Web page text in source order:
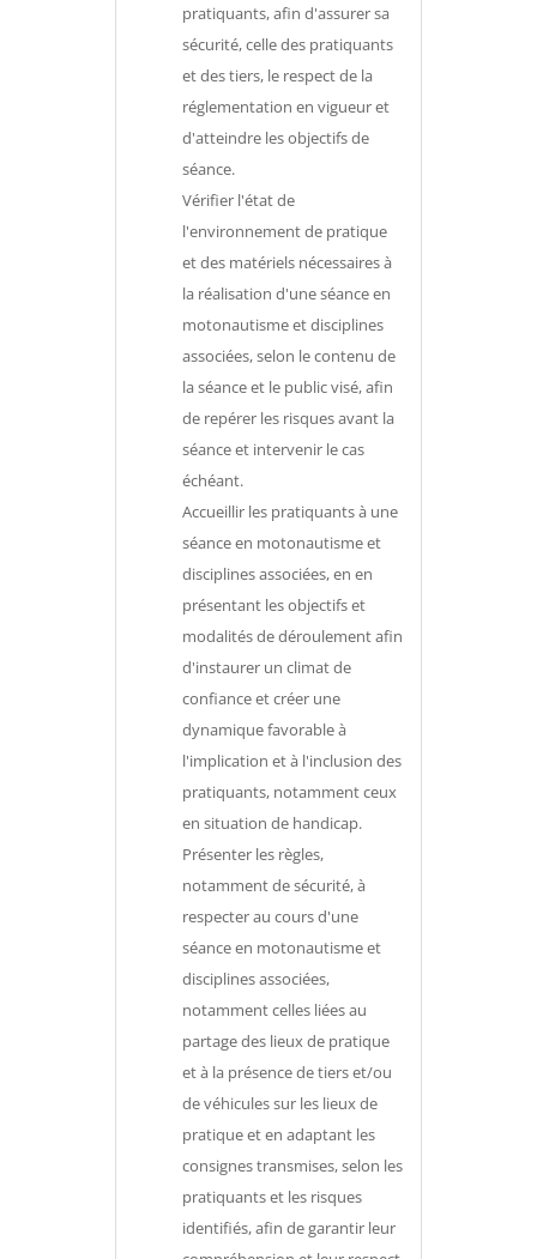
pratiquants, afin d'assurer sa
sécurité, celle des pratiquants
et des tiers, le respect de la
réglementation en vigueur et
d'atteindre les objectifs de
séance.
Vérifier l'état de
l'environnement de pratique
et des matériels nécessaires à
la réalisation d'une séance en
motonautisme et disciplines
associées, selon le contenu de
la séance et le public visé, afin
de repérer les risques avant la
séance et intervenir le cas
échéant.
Accueillir les pratiquants à une
séance en motonautisme et
disciplines associées, en en
présentant les objectifs et
modalités de déroulement afin
d'instaurer un climat de
confiance et créer une
dynamique favorable à
l'implication et à l'inclusion des
pratiquants, notamment ceux
en situation de handicap.
Présenter les règles,
notamment de sécurité, à
respecter au cours d'une
séance en motonautisme et
disciplines associées,
notamment celles liées au
partage des lieux de pratique
et à la présence de tiers et/ou
de véhicules sur les lieux de
pratique et en adaptant les
consignes transmises, selon les
pratiquants et les risques
identifiés, afin de garantir leur